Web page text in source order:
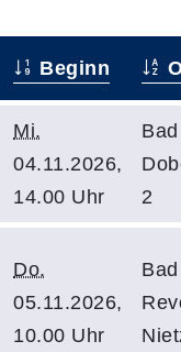
Beginn
Mi.
04.11.2026,
14.00 Uhr
Bad
2
Do.
05.11.2026,
10.00 Uhr